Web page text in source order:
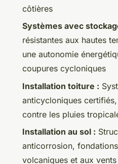
côtières
Systèmes avec
résistantes aux hautes
une autonomie
coupures cycloniques
Installation toiture :
anticycloniques
contre les pluies
Installation au sol :
anticorrosion,
volcaniques et aux